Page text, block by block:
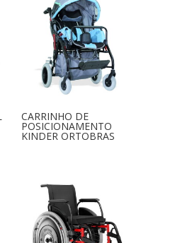
CARRINHO DE
POSICIONAMENTO
KINDER ORTOBRAS